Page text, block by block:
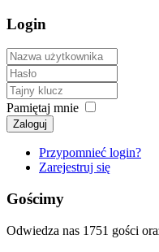
Login
Pamiętaj mnie
Zaloguj
Przypomnieć login?
Zarejestruj się
Gościmy
Odwiedza nas 1751 gości